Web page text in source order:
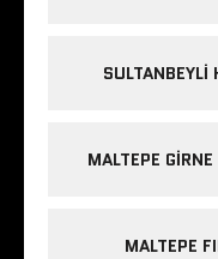
MALTEPE
MALTEPE